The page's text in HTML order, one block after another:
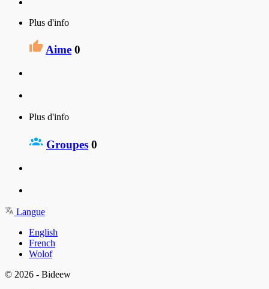
Plus d'info
Aime 0
Plus d'info
Groupes 0
Langue
English
French
Wolof
© 2026 - Bideew